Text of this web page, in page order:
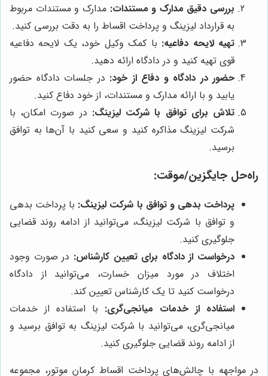
بررسی دقیق مدارک و مستندات: مدارک و مستندات مربوط
به قرارداد لیزینگ و پرداخت اقساط را به دقت بررسی کنید.
تهیه لایحه دفاعیه: با کمک وکیل خود، یک لایحه دفاعیه
قوی تهیه کنید و در دادگاه ارائه دهید.
حضور در دادگاه و دفاع از خود: در جلسات دادگاه حضور
یابید و با ارائه مدارک و مستندات، از خود دفاع کنید.
تلاش برای توافق با شرکت لیزینگ: در صورت امکان، با
شرکت لیزینگ مذاکره کنید و سعی کنید با آن‌ها به توافق
برسید.
راه‌حل جایگزین/موقت:
پرداخت بدهی و توافق با شرکت لیزینگ: با پرداخت بدهی
و توافق با شرکت لیزینگ، می‌توانید از ادامه روند قضایی
جلوگیری کنید.
درخواست از دادگاه برای تعیین کارشناس: در صورت وجود
اختلاف در مورد میزان خسارت، می‌توانید از دادگاه
درخواست کنید تا یک کارشناس تعیین کند.
استفاده از خدمات میانجی‌گری: با استفاده از خدمات
میانجی‌گری، می‌توانید با شرکت لیزینگ به توافق برسید و
از ادامه روند قضایی جلوگیری کنید.
در مواجهه با چالش‌های پرداخت اقساط کرمان موتور، مجموعه